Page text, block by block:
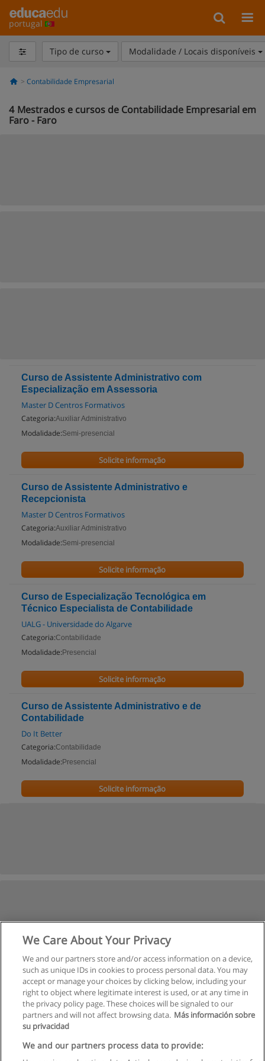
portugal
Tipo de curso Modalidade / Locais disponíveis
Contabilidade Empresarial
4 Mestrados e cursos de Contabilidade Empresarial em
Faro - Faro
Curso de Assistente Administrativo com
Especialização em Assessoria
Master D Centros Formativos
Categoria:Auxiliar Administrativo
Modalidade:Semi-presencial
Solicite informação
Curso de Assistente Administrativo e
Recepcionista
Master D Centros Formativos
Categoria:Auxiliar Administrativo
Modalidade:Semi-presencial
Solicite informação
Curso de Especialização Tecnológica em
Técnico Especialista de Contabilidade
UALG - Universidade do Algarve
Categoria:Contabilidade
Modalidade: Presencial
Solicite informação
Curso de Assistente Administrativo e de
Contabilidade
Do It Better
Categoria:Contabilidade
Modalidade: Presencial
Solicite informação
We Care About Your Privacy
We and our partners store and/or access information on a device,
such as unique IDs in cookies to process personal data. You may
accept or manage your choices by clicking below, including your
right to object where legitimate interest is used, or at any time in
the privacy policy page. These choices will be signaled to our
partners and will not affect browsing data. Más información sobre
su privacidad
We and our partners process data to provide: